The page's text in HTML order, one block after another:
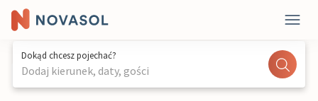
Dokąd chcesz pojechać?
Dodaj kierunek, daty, gości
1 / 1